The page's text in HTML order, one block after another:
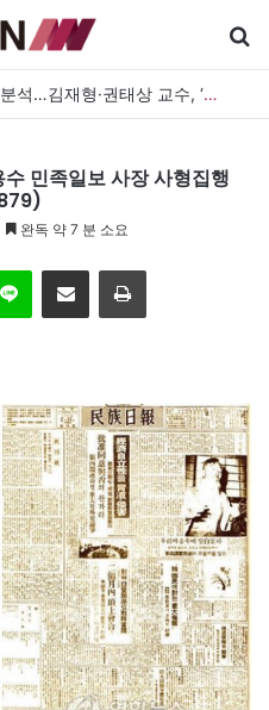
공인 명예훼손 판결 첫 실증분석…김재형·권태상 교수, ‘공인 보도준칙’ 제안도
민족일보 사장 사형집행
완독 약 7 분 소요
이메일